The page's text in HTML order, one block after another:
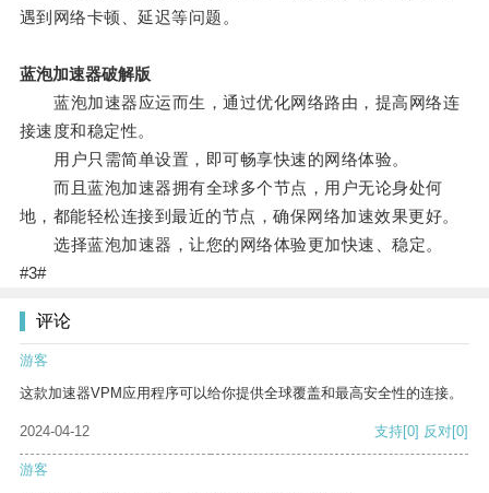
遇到网络卡顿、延迟等问题。
蓝泡加速器破解版
蓝泡加速器应运而生，通过优化网络路由，提高网络连
接速度和稳定性。
用户只需简单设置，即可畅享快速的网络体验。
而且蓝泡加速器拥有全球多个节点，用户无论身处何
地，都能轻松连接到最近的节点，确保网络加速效果更好。
选择蓝泡加速器，让您的网络体验更加快速、稳定。
#3#
评论
游客
这款加速器VPM应用程序可以给你提供全球覆盖和最高安全性的连接。
2024-04-12 支持[0] 反对[0]
游客